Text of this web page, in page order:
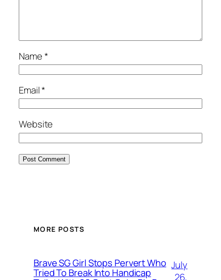
Name*
Email*
Website
MORE POSTS
Brave SG Girl Stops Pervert Who
Tried To Break Into Handicap
July
26,